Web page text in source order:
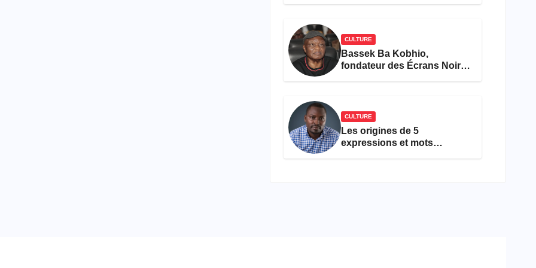
CULTURE
Bassek Ba Kobhio,
fondateur des Écrans Noirs,
CULTURE
Les origines de 5
expressions et mots